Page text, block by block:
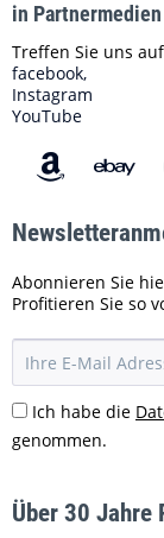
in Partnermedien
Treffen Sie uns auf
facebook,
Instagram
YouTube
Abonnieren Sie
Profitieren Sie so
Ich habe die
genommen.
Über 30 Jahre